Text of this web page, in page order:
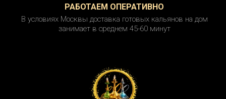
РАБОТАЕМ ОПЕРАТИВНО
В условиях Москвы доставка готовых кальянов на дом
занимает в среднем 45-60 минут